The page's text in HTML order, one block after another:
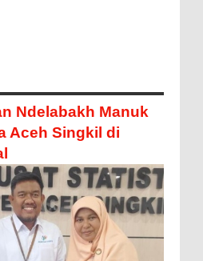
Ndelabakh Manuk
Aceh Singkil di